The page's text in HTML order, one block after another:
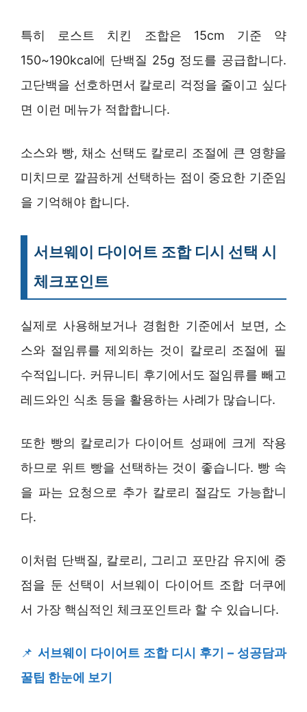
특히 로스트 치킨 조합은 15cm 기준 약
150~190kcal에 단백질 25g 정도를 공급합니다.
고단백을 선호하면서 칼로리 걱정을 줄이고 싶다
면 이런 메뉴가 적합합니다.
소스와 빵, 채소 선택도 칼로리 조절에 큰 영향을
미치므로 깔끔하게 선택하는 점이 중요한 기준임
을 기억해야 합니다.
서브웨이 다이어트 조합 디시 선택 시
체크포인트
실제로 사용해보거나 경험한 기준에서 보면, 소
스와 절임류를 제외하는 것이 칼로리 조절에 필
수적입니다. 커뮤니티 후기에서도 절임류를 빼고
레드와인 식초 등을 활용하는 사례가 많습니다.
또한 빵의 칼로리가 다이어트 성패에 크게 작용
하므로 위트 빵을 선택하는 것이 좋습니다. 빵 속
을 파는 요청으로 추가 칼로리 절감도 가능합니
다.
이처럼 단백질, 칼로리, 그리고 포만감 유지에 중
점을 둔 선택이 서브웨이 다이어트 조합 더쿠에
서 가장 핵심적인 체크포인트라 할 수 있습니다.
📌 서브웨이 다이어트 조합 디시 후기 – 성공담과
꿀팁 한눈에 보기